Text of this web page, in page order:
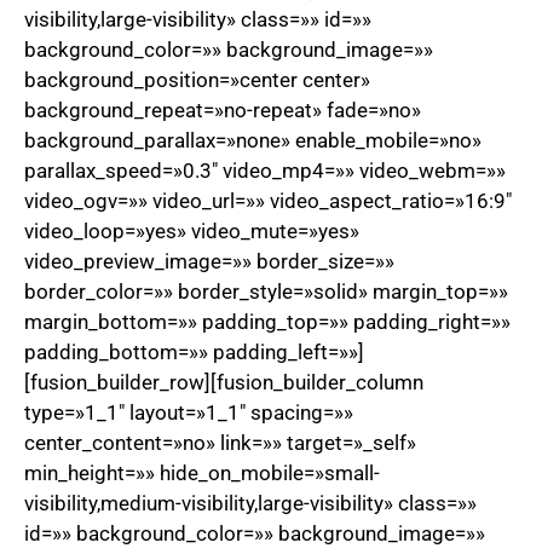
visibility,large-visibility» class=»» id=»»
background_color=»» background_image=»»
background_position=»center center»
background_repeat=»no-repeat» fade=»no»
background_parallax=»none» enable_mobile=»no»
parallax_speed=»0.3″ video_mp4=»» video_webm=»»
video_ogv=»» video_url=»» video_aspect_ratio=»16:9″
video_loop=»yes» video_mute=»yes»
video_preview_image=»» border_size=»»
border_color=»» border_style=»solid» margin_top=»»
margin_bottom=»» padding_top=»» padding_right=»»
padding_bottom=»» padding_left=»»]
[fusion_builder_row][fusion_builder_column
type=»1_1″ layout=»1_1″ spacing=»»
center_content=»no» link=»» target=»_self»
min_height=»» hide_on_mobile=»small-
visibility,medium-visibility,large-visibility» class=»»
id=»» background_color=»» background_image=»»